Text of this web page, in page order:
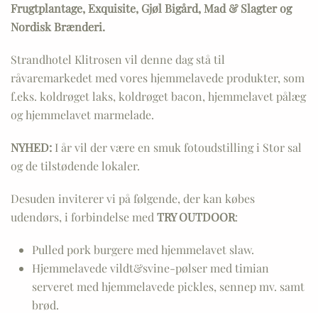
Frugtplantage,Exquisite, Gjøl Bigård,Mad & Slagter og
Nordisk Brænderi.
Strandhotel Klitrosen vil denne dag stå til
råvaremarkedet med vores hjemmelavede produkter, som
f.eks. koldrøget laks, koldrøget bacon, hjemmelavet pålæg
og hjemmelavet marmelade.
NYHED: I år vil der være en smuk fotoudstilling i Stor sal
og de tilstødende lokaler.
Desuden inviterer vi på følgende, der kan købes
udendørs, i forbindelse med TRY OUTDOOR:
Pulled pork burgere med hjemmelavet slaw.
Hjemmelavede vildt&svine-pølser med timian
serveret med hjemmelavede pickles, sennep mv. samt
brød.